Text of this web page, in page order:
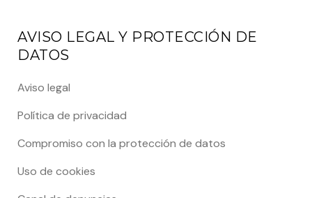
AVISO LEGAL Y PROTECCIÓN DE
DATOS
Aviso legal
Política de privacidad
Compromiso con la protección de datos
Uso de cookies